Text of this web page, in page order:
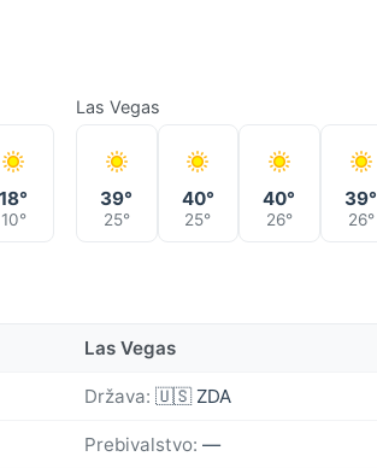
18°
10°
Las Vegas
39°
25°
40°
25°
40°
26°
39°
26°
Las Vegas
Država: 🇺🇸 ZDA
Prebivalstvo: —